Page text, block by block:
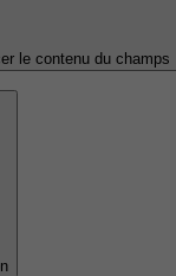
le contenu du champs